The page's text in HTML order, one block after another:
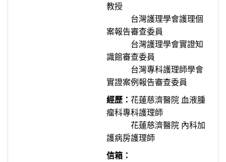
教授
台灣護理學會護理個
案報告審查委員
台灣護理學會實證知
識館審查委員
台灣專科護理師學會
實證案例報告審查委員
經歷： 花蓮慈濟醫院 血液腫
瘤科專科護理師
花蓮慈濟醫院 內科加
護病房護理師
信箱：